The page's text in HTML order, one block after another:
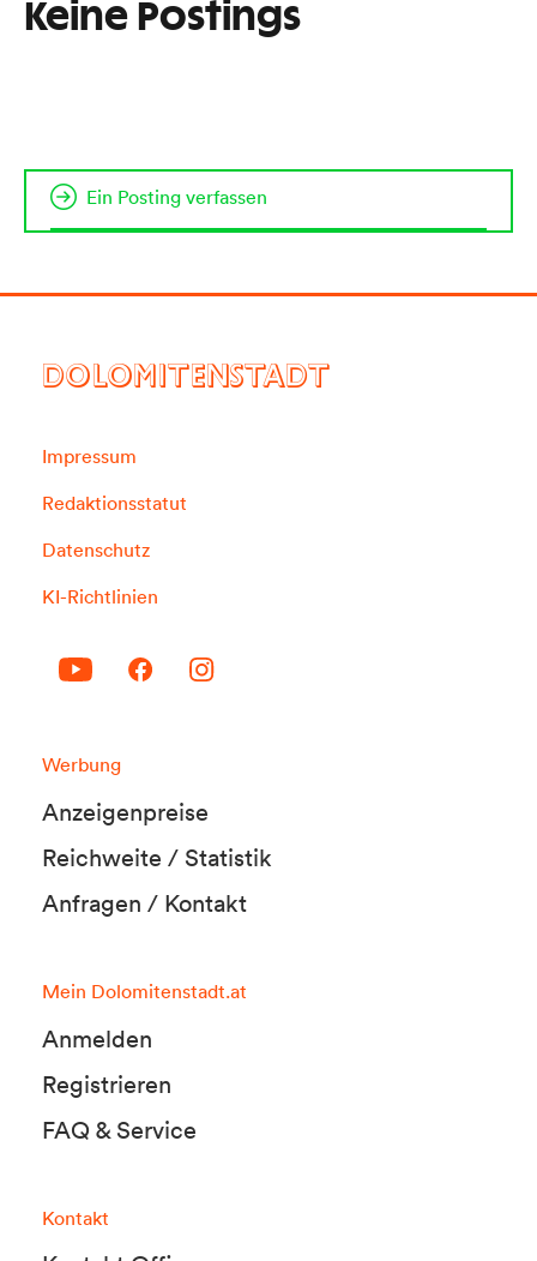
Keine Postings
Ein Posting verfassen
DOLOMITENSTADT
Impressum
Redaktionsstatut
Datenschutz
KI-Richtlinien
Werbung
Anzeigenpreise
Reichweite / Statistik
Anfragen / Kontakt
Mein Dolomitenstadt.at
Anmelden
Registrieren
FAQ & Service
Kontakt